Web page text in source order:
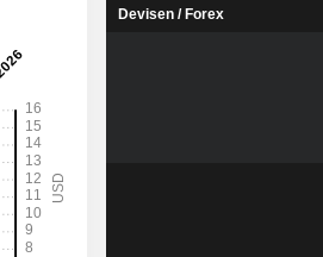
Devisen / Forex